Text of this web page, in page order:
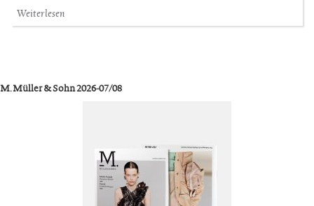
Weiterlesen
M. Müller & Sohn 2026-07/08